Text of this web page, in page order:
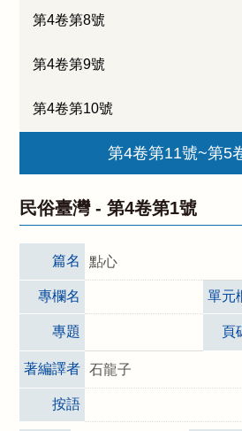
第4卷第8號
第4卷第9號
第4卷第10號
第4卷第11號~第5
民俗臺灣 -第4卷第1號
篇名 點心
專欄名 單元
專題 頁
著編譯者 石龍子
按語